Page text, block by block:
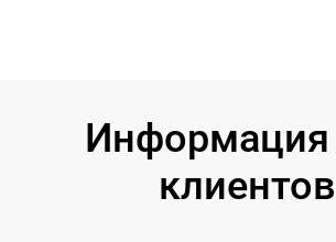
Информация
клиентов